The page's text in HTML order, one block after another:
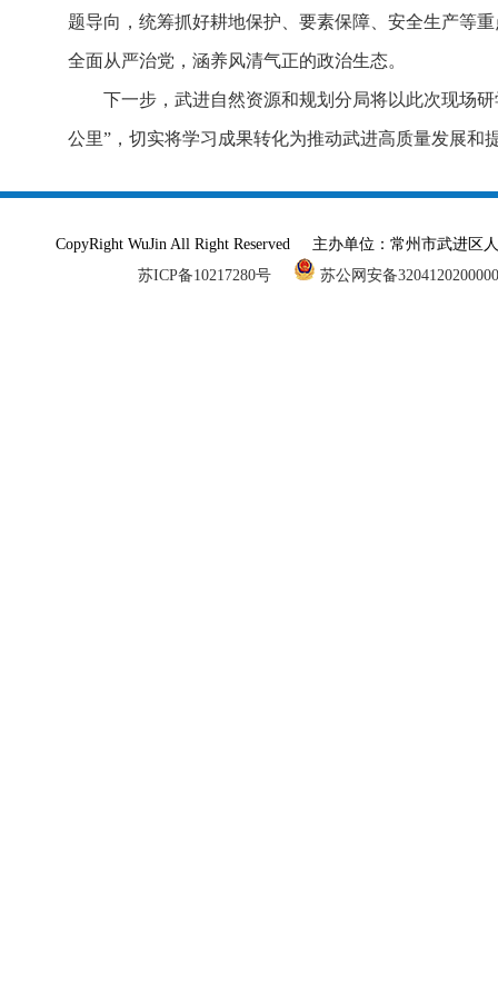
题导向，统筹抓好耕地保护、要素保障、安全生产等
全面从严治党，涵养风清气正的政治生态。
下一步，武进自然资源和规划分局将以此次现场
公里”，切实将学习成果转化为推动武进高质量发展和
CopyRight WuJin All Right Reserved 主办单位：常州市武进
苏ICP备10217280号
苏公网安备